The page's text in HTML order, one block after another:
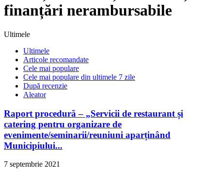
finanțări nerambursabile
Ultimele
Ultimele
Articole recomandate
Cele mai populare
Cele mai populare din ultimele 7 zile
După recenzie
Aleator
Raport procedură – „Servicii de restaurant și
catering pentru organizare de
evenimente/seminarii/reuniuni aparținând
Municipiului...
7 septembrie 2021